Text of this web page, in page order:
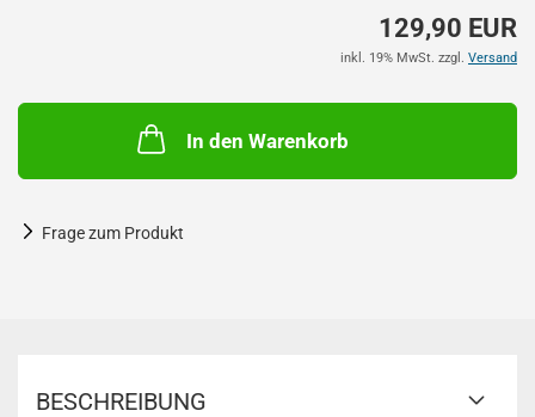
129,90 EUR
inkl. 19% MwSt. zzgl. Versand
In den Warenkorb
Frage zum Produkt
BESCHREIBUNG